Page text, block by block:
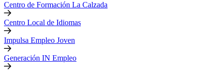
Centro de Formación La Calzada
Centro Local de Idiomas
Impulsa Empleo Joven
Generación IN Empleo